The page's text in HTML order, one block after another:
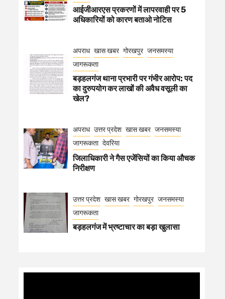
आईजीआरएस प्रकरणों में लापरवाही पर 5
अधिकारियों को कारण बताओ नोटिस
अपराध खास खबर गोरखपुर जनसमस्या
जागरूकता
बड़हलगंज थाना प्रभारी पर गंभीर आरोप: पद
का दुरुपयोग कर लाखों की अवैध वसूली का
खेल?
अपराध उत्तर प्रदेश खास खबर जनसमस्या
जागरूकता देवरिया
जिलाधिकारी ने गैस एजेंसियों का किया औचक
निरीक्षण
उत्तर प्रदेश खास खबर गोरखपुर जनसमस्या
जागरूकता
बड़हलगंज में भ्रष्टाचार का बड़ा खुलासा